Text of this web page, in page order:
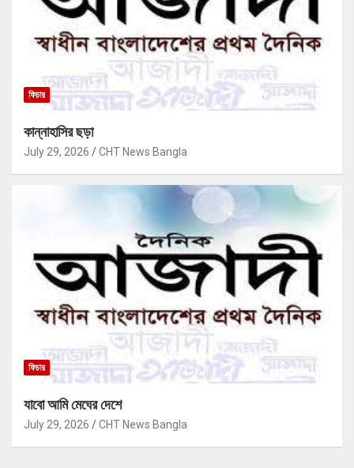
ফিচার
কান্নাহাসির ছড়া
July 29, 2026 CHT News Bangla
ফিচার
যাবো আমি মেঘের দেশে
July 29, 2026 CHT News Bangla